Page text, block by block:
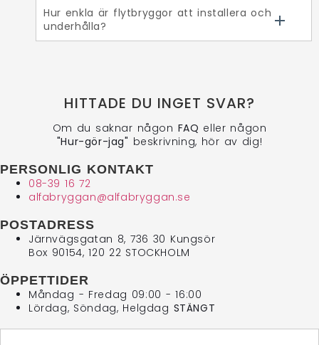
Hur enkla är flytbryggor att installera och
underhålla?
HITTADE DU INGET SVAR?
Om du saknar någon FAQ eller någon
"Hur-gör-jag" beskrivning, hör av dig!
PERSONLIG KONTAKT
08-39 16 72
alfabryggan@alfabryggan.se
POSTADRESS
Järnvägsgatan 8, 736 30 Kungsör
Box 90154, 120 22 STOCKHOLM
ÖPPETTIDER
Måndag - Fredag 09:00 - 16:00
Lördag, Söndag, Helgdag STÄNGT